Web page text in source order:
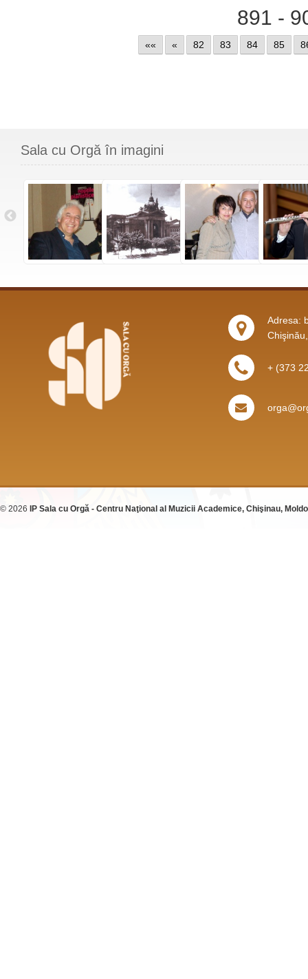
891 -
«« « 82 83 84 85
Sala cu Orgă în imagini
Adresa:
+ (373
© 2026 IP Sala cu Orgă - Centru Naţional al Muzicii Academice, Chişinau,